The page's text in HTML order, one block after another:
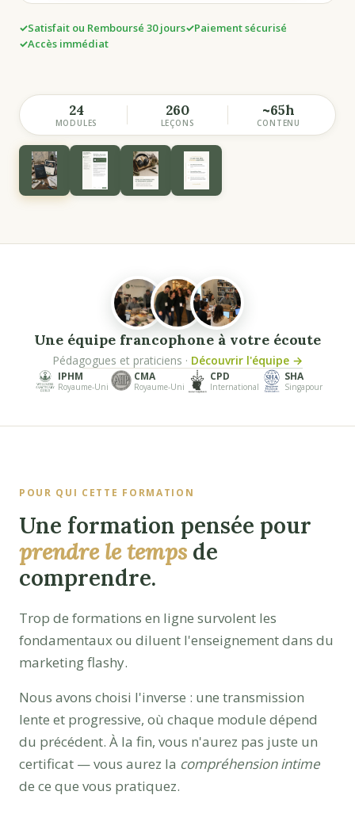
Satisfait ou Remboursé 30 jours
Paiement sécurisé
Accès immédiat
24
MODULES
260
LEÇONS
~65h
CONTENU
Une équipe francophone à votre écoute
Pédagogues et praticiens · Découvrir l'équipe →
IPHM
Royaume-Uni
CMA
Royaume-Uni
CPD
International
SHA
Singapour
POUR QUI CETTE FORMATION
Une formation pensée pour
prendre le temps de
comprendre.
Trop de formations en ligne survolent les
fondamentaux ou diluent l'enseignement dans du
marketing flashy.
Nous avons choisi l'inverse : une transmission
lente et progressive, où chaque module dépend
du précédent. À la fin, vous n'aurez pas juste un
certificat — vous aurez la compréhension intime
de ce que vous pratiquez.